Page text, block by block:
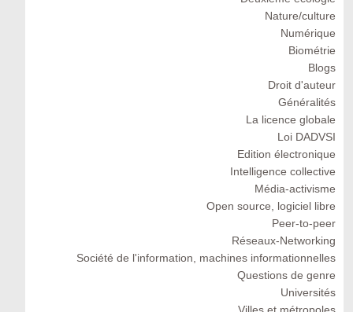
Nature/culture
Numérique
Biométrie
Blogs
Droit d'auteur
Généralités
La licence globale
Loi DADVSI
Edition électronique
Intelligence collective
Média-activisme
Open source, logiciel libre
Peer-to-peer
Réseaux-Networking
Société de l'information, machines informationnelles
Questions de genre
Universités